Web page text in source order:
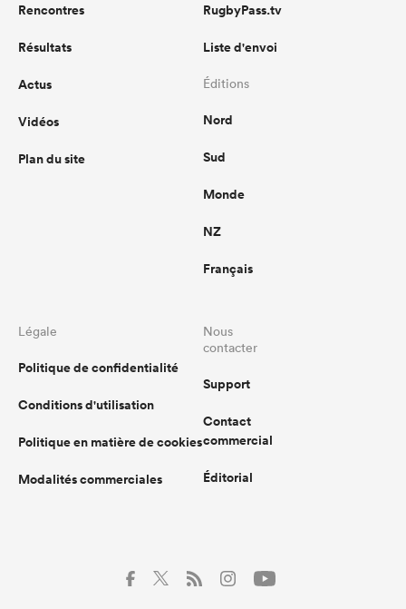
Rencontres
Résultats
Actus
Vidéos
Plan du site
RugbyPass.tv
Liste d'envoi
Éditions
Nord
Sud
Monde
NZ
Français
Légale
Politique de confidentialité
Conditions d'utilisation
Politique en matière de cookies
Modalités commerciales
Nous
contacter
Support
Contact
commercial
Éditorial